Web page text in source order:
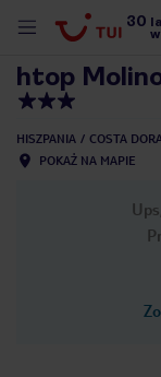
30
htop
HISZPANIA COSTA
POKAŻ NA MAPIE